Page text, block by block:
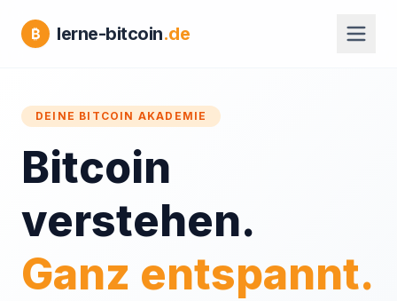
₿ lerne-bitcoin.de
DEINE BITCOIN AKADEMIE
Bitcoin
verstehen.
Ganz entspannt.